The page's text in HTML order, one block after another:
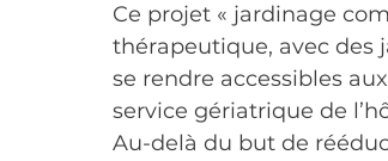
Ce projet « jardinage
thérapeutique, avec des
se rendre accessibles
service gériatrique de
Au-delà du but de